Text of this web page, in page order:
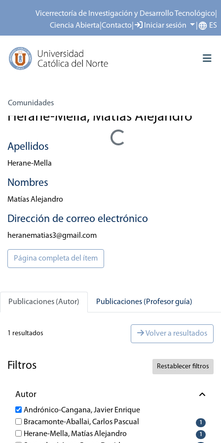
Vicerrectoría de Investigación y Desarrollo Tecnológico
Ciencia Abierta |Contacto Iniciar sesión ES
Comunidades
Todo el repositorio
Depósito
Acerca del repositorio
Herane-Mella, Matías Alejandro
Cargando...
Apellidos
Herane-Mella
Nombres
Matías Alejandro
Dirección de correo electrónico
heranematias3@gmail.com
Página completa del ítem
Publicaciones (Autor) Publicaciones (Profesor guía)
1 resultados Volver a resultados
Filtros Restablecer filtros
Autor
Andrónico-Cangana, Javier Enrique
1
Bracamonte-Aballai, Carlos Pascual
1
Herane-Mella, Matías Alejandro